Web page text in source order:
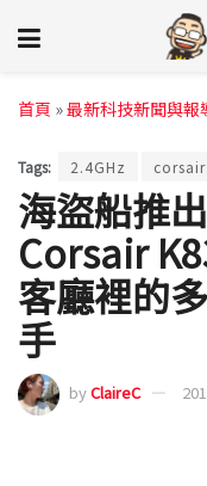
首頁 »最新科技新聞與報
Tags: 2.4GHz corsair
海盜船推
Corsair
客廳裡的
手
byClaireC